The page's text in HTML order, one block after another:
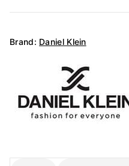
Brand: Daniel Klein